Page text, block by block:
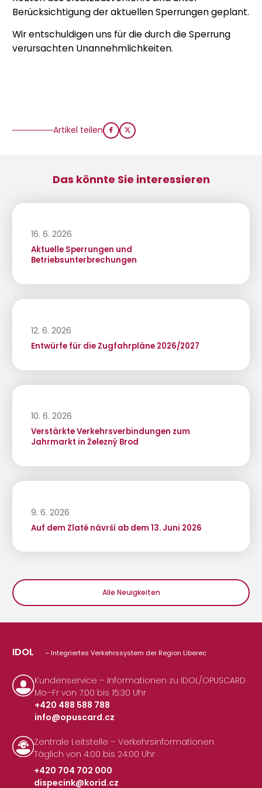
Berücksichtigung der aktuellen Sperrungen geplant.
Wir entschuldigen uns für die durch die Sperrung
verursachten Unannehmlichkeiten.
Artikel teilen
Das könnte Sie interessieren
16. 6. 2026
Aktuelle Sperrungen und
Betriebsunterbrechungen
12. 6. 2026
Entwürfe für die Zugfahrpläne 2026/2027
10. 6. 2026
Verstärkte Verkehrsverbindungen zum
Jahrmarkt in Železný Brod
9. 6. 2026
Auf dem Zlaté návrší ab dem 13. Juni 2026
Alle Neuigkeiten
IDOL – Integriertes Verkehrssystem der Region Liberec
Kundenservice – Informationen zu IDOL/OPUSCARD
Mo–Fr von 7:00 bis 15:30 Uhr
+420 488 588 788
|
info@opuscard.cz
Zentrale Leitstelle – Verkehrsinformationen
Täglich von 4:00 bis 24:00 Uhr
+420 704 702 000
|
dispecink@korid.cz